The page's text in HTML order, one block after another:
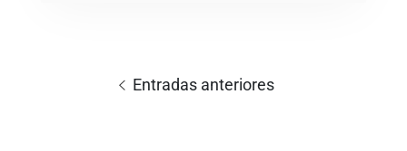
Entradas anteriores